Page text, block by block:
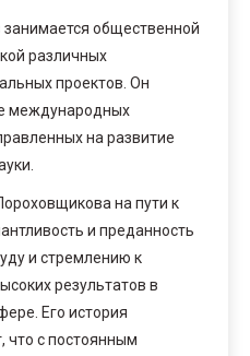
общественной
различных
проектов. Он
международных
на развитие
на пути к
и преданность
и стремлению к
результатов в
Его история
что с постоянным